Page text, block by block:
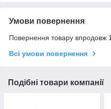
Умови повернення
Повернення товару впродовж
Всі умови повернення
Подібні товари компанії